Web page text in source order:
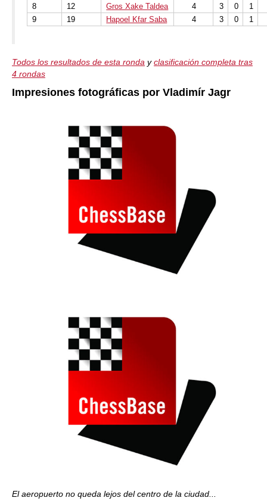
8 12 Gros Xake Taldea 4 3 0
1
9
19 Hapoel Kfar Saba 4 3 0 1
Todos los resultados de esta ronda yclasificación completa tras
4 rondas
Impresiones fotográficas por Vladimír Jagr
El aeropuerto no queda lejos del centro de la ciudad...